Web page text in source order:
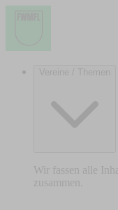
Vereine / Themen
Wir fassen alle
zusammen.